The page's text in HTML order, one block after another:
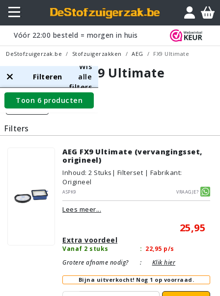
Vóór 22:00 besteld = morgen in huis
DeStofzuigerzak.be Stofzuigerzakken AEG FX9 Ultimate
AEG FX9 Ultimate
Filters
Filteren
Wis
alle
filters
Toon 6 producten
Filters
AEG FX9 Ultimate (vervangingsset,
origineel)
Inhoud: 2 Stuks | Filterset | Fabrikant:
Origineel
ASPK9
Vraagje?
Lees meer...
25,95
Extra voordeel
Vanaf 2 stuks : 22,95 p/s
Grotere afname nodig?
: Klik hier
Bijna uitverkocht! Nog 1 op voorraad.